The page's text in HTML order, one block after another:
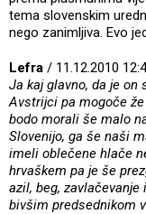
tema slovenskim
nego zanimljiva. Evo
Lefra / 11.12.2010
Ja kaj glavno, da je on
Avstrijci pa mogoče
bodo morali še malo
Slovenijo, ga še naši
imeli oblečene hlače
hrvaškem pa je še
azil, beg,
bivšim predsednikom